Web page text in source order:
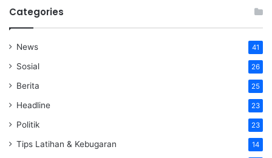
Categories
News 41
Sosial 26
Berita 25
Headline 23
Politik 23
Tips Latihan & Kebugaran 14